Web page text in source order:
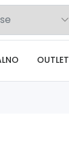
OUTLET